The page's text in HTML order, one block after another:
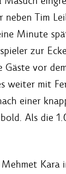
Tim
Minute
zur
vor
mit
einer
Als die